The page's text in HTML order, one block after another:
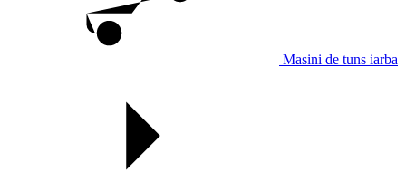
Masini de tuns iarba